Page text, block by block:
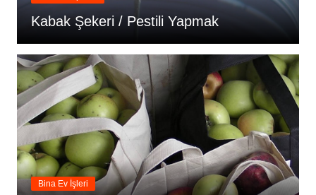
Kabak Şekeri / Pestili Yapmak
Bina Ev İşleri